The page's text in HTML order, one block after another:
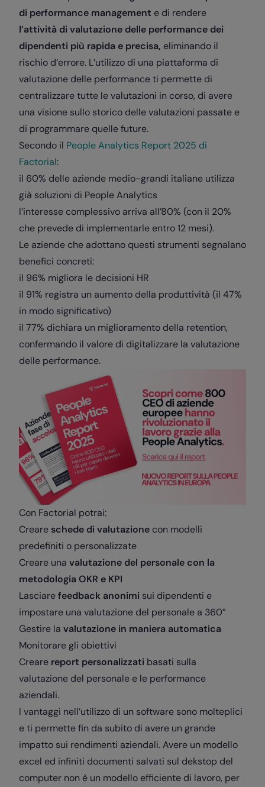
di performance management e di rendere
l’attività di valutazione delle performance dei
dipendenti più rapida e precisa, eliminando il
rischio d’errore. L’utilizzo di una piattaforma di
valutazione delle performance ti permette di
centralizzare tutte le valutazioni in corso, di avere
una visione sullo storico delle valutazioni passate e
di programmare quelle future.
Secondo il People Analytics Report 2025 di
Factorial:
il 60% delle aziende medio-grandi italiane utilizza
già soluzioni di People Analytics
l’interesse complessivo arriva all’80% (con il 20%
che prevede di implementarle entro 12 mesi).
Le aziende che adottano questi strumenti segnalano
benefici concreti:
il 96% migliora le decisioni HR
il 91% registra un aumento della produttività (il 47%
in modo significativo)
il 77% dichiara un miglioramento della retention,
confermando il valore di digitalizzare la valutazione
delle performance.
Con Factorial potrai:
Creare schede di valutazione con modelli
predefiniti o personalizzate
Creare una valutazione del personale con la
metodologia OKR e KPI
Lasciarefeedback anonimi sui dipendenti e
impostare una valutazione del personale a 360°
Gestire la valutazione in maniera automatica
Monitorare gli obiettivi
Creare report personalizzati basati sulla
valutazione del personale e le performance
aziendali.
I vantaggi nell’utilizzo di un software sono molteplici
e ti permette fin da subito di avere un grande
impatto sui rendimenti aziendali. Avere un modello
excel ed infiniti documenti salvati sul dekstop del
computer non è un modello efficiente di lavoro, per